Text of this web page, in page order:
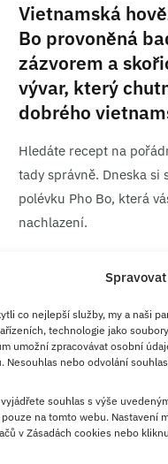
co nejlepší služby, my a naši
technologie jako
umožní zpracovávat osobní
Nesouhlas nebo odvolání
souhlas s výše
na tomto webu. Nastavení
v Zásadách cookies nebo
Vietnamská
Bo provoněná
zázvorem a
vývar, který
dobrého
Hledáte recept na
tady správně. Dneska si
polévku Pho Bo, která
nachlazení.
ČÍST RECEPT
6. 9. 2025
Legendární
Tajemství
tažené 11 hodin